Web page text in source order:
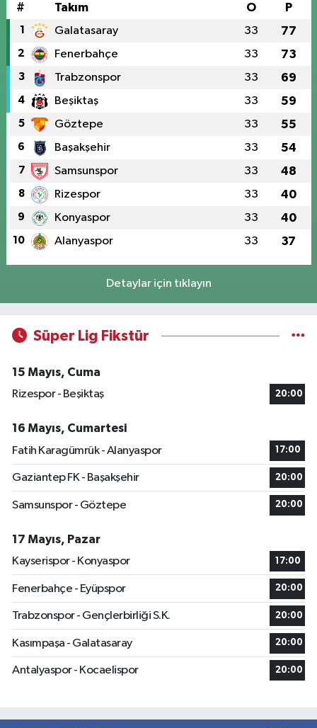
# Takım O P
1 Galatasaray 33 77
2 Fenerbahçe 33 73
3 Trabzonspor 33 69
4 Beşiktaş 33 59
5 Göztepe 33 55
6 Başakşehir 33 54
7 Samsunspor 33 48
8 Rizespor 33 40
9 Konyaspor 33 40
10 Alanyaspor 33 37
Detaylar için tıklayın
Süper Lig Fikstür
15 Mayıs, Cuma
Rizespor - Beşiktaş
20:00
16 Mayıs, Cumartesi
Fatih Karagümrük - Alanyaspor
17:00
Gaziantep FK - Başakşehir 20:00
Samsunspor - Göztepe 20:00
17 Mayıs, Pazar
Kayserispor - Konyaspor
17:00
Fenerbahçe - Eyüpspor 20:00
Trabzonspor - Gençlerbirliği S.K. 20:00
Kasımpaşa - Galatasaray 20:00
Antalyaspor - Kocaelispor 20:00